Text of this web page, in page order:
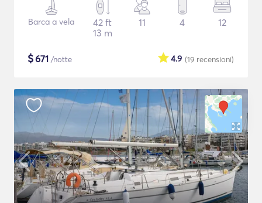
Barca a vela
42 ft
13 m
11 4 12
$671 /notte (19 recensioni)
4.9